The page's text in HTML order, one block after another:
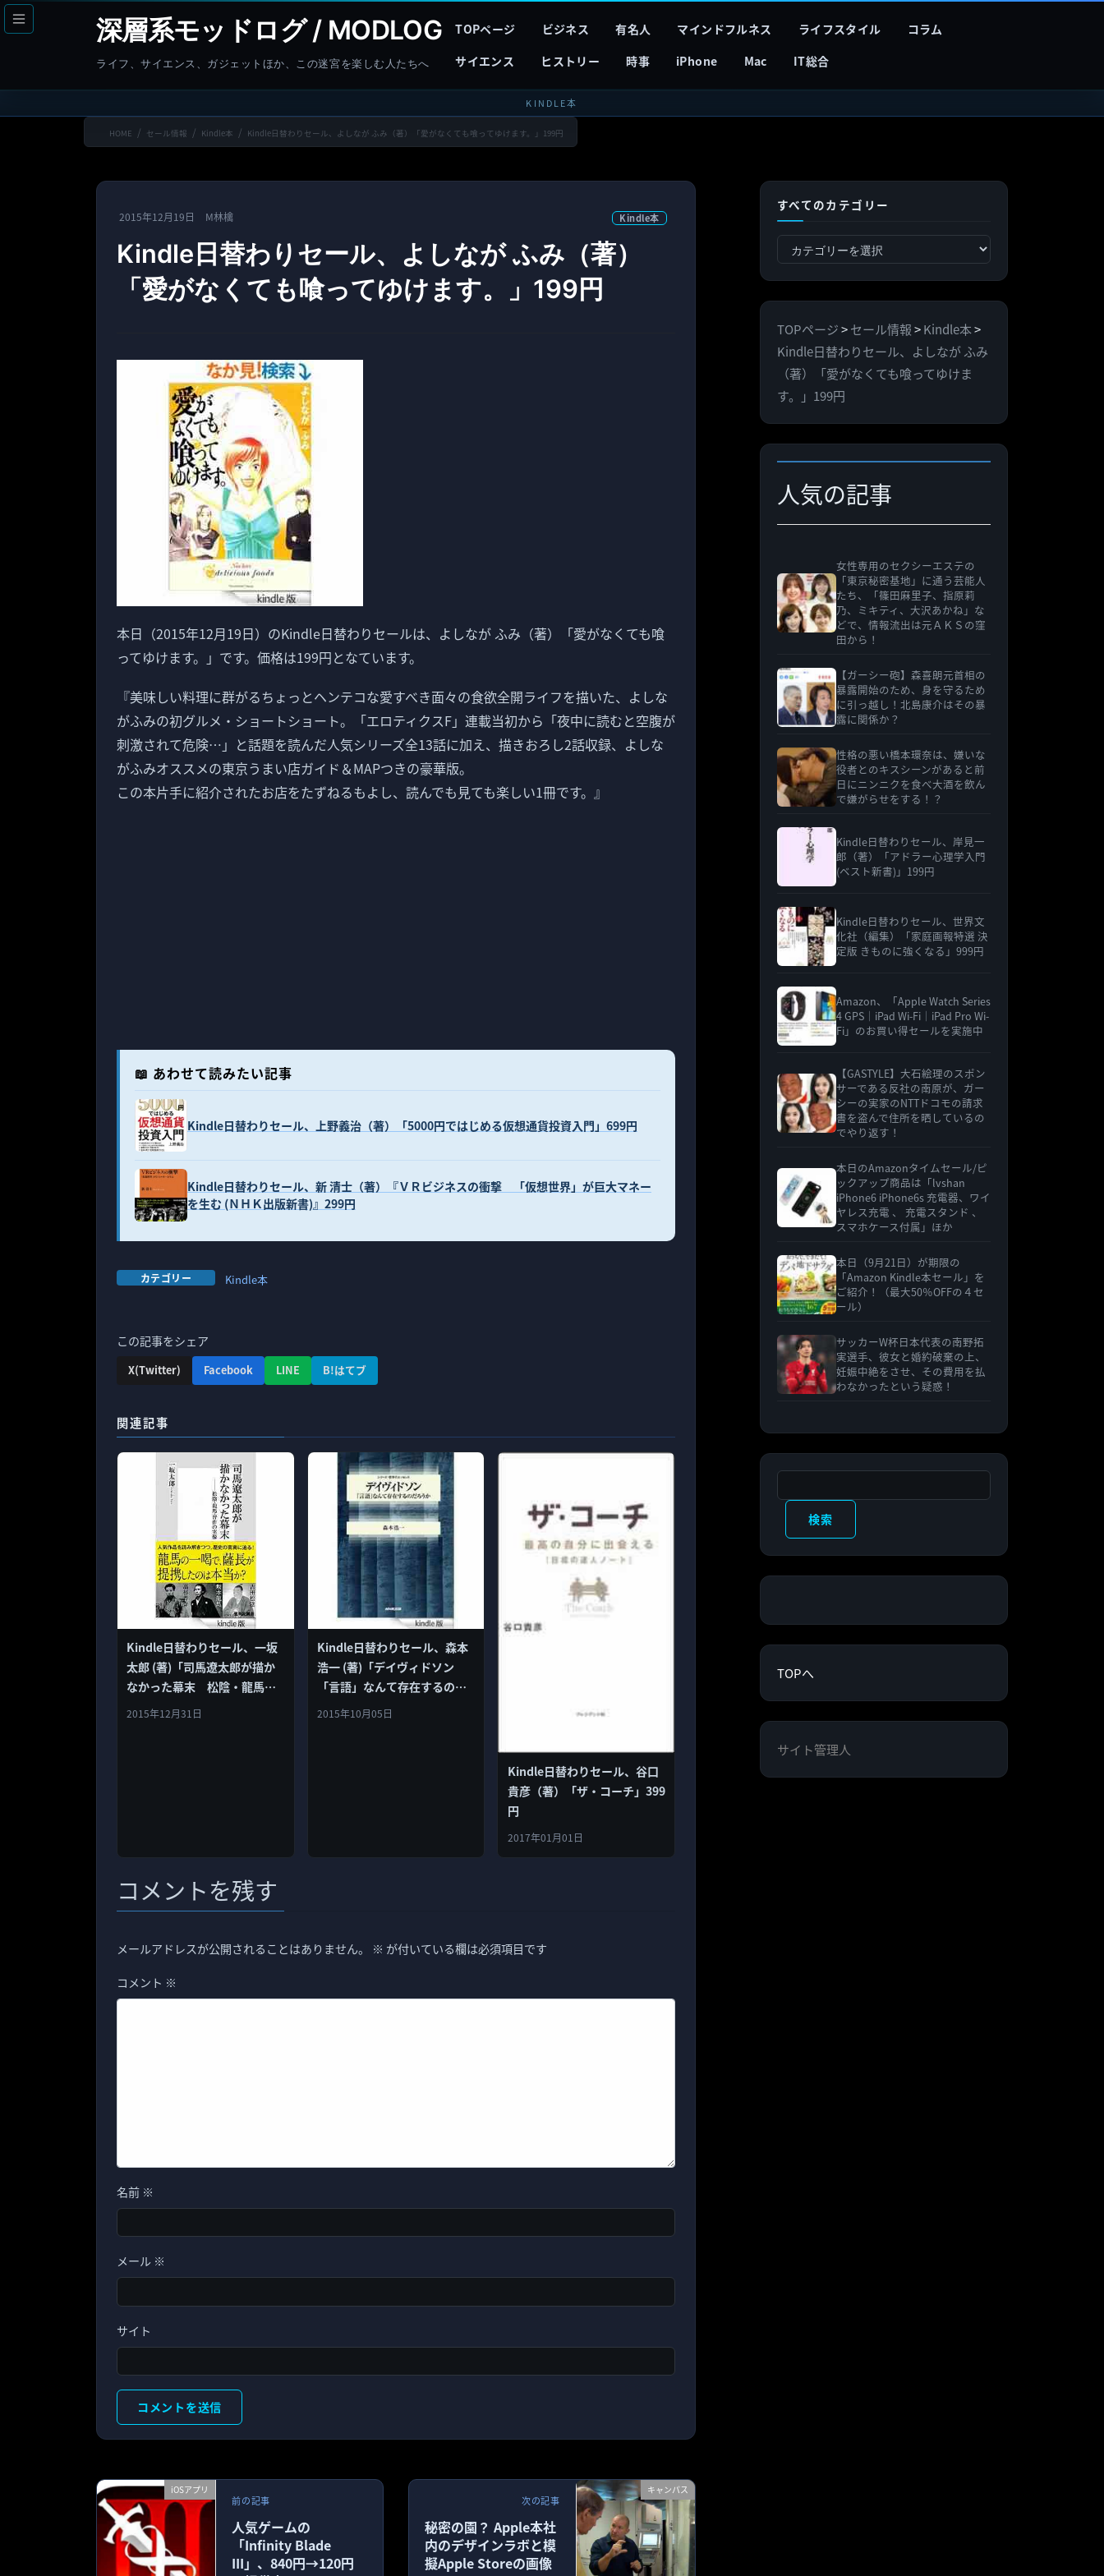
コ
ン
へ
ナ
ビ
ョ
深層系モッドログ / MODLOG
ライフ、サイエンス、ガジェットほか、この迷宮を楽しむ人たちへ
TOPページ ビジネス 有名人 マインドフルネス ライフスタイル
コラム
サイエンス
ヒストリー 時事 iPhone Mac IT総合
KINDLE本
HOME セール情報 Kindle本 Kindle日替わりセール、よしなが ふみ（著）「愛がなくても喰ってゆけます。」199円
2015年12月19日 M林檎 Kindle本
Kindle日替わりセール、よしなが ふみ（著）
「愛がなくても喰ってゆけます。」199円
本日（2015年12月19日）のKindle日替わりセールは、よしなが ふみ（著）「愛がなくても喰
ってゆけます。」です。価格は199円となています。
『美味しい料理に群がるちょっとヘンテコな愛すべき面々の食欲全開ライフを描いた、よしな
がふみの初グルメ・ショートショート。「エロティクスF」連載当初から「夜中に読むと空腹が
刺激されて危険…」と話題を読んだ人気シリーズ全13話に加え、描きおろし2話収録、よしな
がふみオススメの東京うまい店ガイド＆MAPつきの豪華版。
この本片手に紹介されたお店をたずねるもよし、読んでも見ても楽しい1冊です。』
📖 あわせて読みたい記事
Kindle日替わりセール、上野義治（著）「5000円ではじめる仮想通貨投資入門」699円
Kindle日替わりセール、新 清士（著）『ＶＲビジネスの衝撃 「仮想世界」が巨大マネー
を生む (ＮＨＫ出版新書)』299円
カテゴリー Kindle本
この記事をシェア
X(Twitter) Facebook LINE B!はてブ
関連記事
Kindle日替わりセール、一坂
太郎 (著)「司馬遼太郎が描か
なかった幕末 松陰・龍馬・
晋作の実像」299円
2015年12月31日
Kindle日替わりセール、森本
浩一 (著)「デイヴィドソン
「言語」なんて存在するのだ
ろうか シリーズ・哲学のエッ
2015年10月05日
Kindle日替わりセール、谷口
貴彦（著）「ザ・コーチ」399
円
2017年01月01日
コメントを残す
メールアドレスが公開されることはありません。 ※ が付いている欄は必須項目です
コメント ※
名前 ※
メール ※
サイト
iOSアプリ
前の記事
人気ゲームの
「Infinity Blade
III」、840円→120円
キャンパス
次の記事
秘密の園？ Apple本社
内のデザインラボと模
擬Apple Storeの画像
すべてのカテゴリー
べ
カ
テ
ゴ
リ
ー
TOPページ>セール情報>Kindle本>
Kindle日替わりセール、よしなが ふみ
（著）「愛がなくても喰ってゆけま
す。」199円
人気の記事
女性専用のセクシーエステの
「東京秘密基地」に通う芸能人
たち、「篠田麻里子、指原莉
乃、ミキティ、大沢あかね」な
どで、情報流出は元ＡＫＳの窪
田から！
【ガーシー砲】森喜朗元首相の
暴露開始のため、身を守るため
に引っ越し！北島康介はその暴
露に関係か？
性格の悪い橋本環奈は、嫌いな
役者とのキスシーンがあると前
日にニンニクを食べ大酒を飲ん
で嫌がらせをする！？
Kindle日替わりセール、岸見一
郎（著）「アドラー心理学入門
(ベスト新書)」199円
Kindle日替わりセール、世界文
化社（編集）「家庭画報特選 決
定版 きものに強くなる」999円
Amazon、「Apple Watch Series
4 GPS｜iPad Wi-Fi｜iPad Pro Wi-
Fi」のお買い得セールを実施中
【GASTYLE】大石絵理のスポン
サーである反社の南原が、ガー
シーの実家のNTTドコモの請求
書を盗んで住所を晒しているの
でやり返す！
本日のAmazonタイムセール/ピ
ックアップ商品は「lvshan
iPhone6 iPhone6s 充電器、ワイ
ヤレス充電 、 充電スタンド 、
スマホケース付属」ほか
本日（9月21日）が期限の
「Amazon Kindle本セール」を
ご紹介！（最大50％OFFの４セ
ール）
サッカーW杯日本代表の南野拓
実選手、彼女と婚約破棄の上、
妊娠中絶をさせ、その費用を払
わなかったという疑惑！
検索
TOPへ
サイト管理人